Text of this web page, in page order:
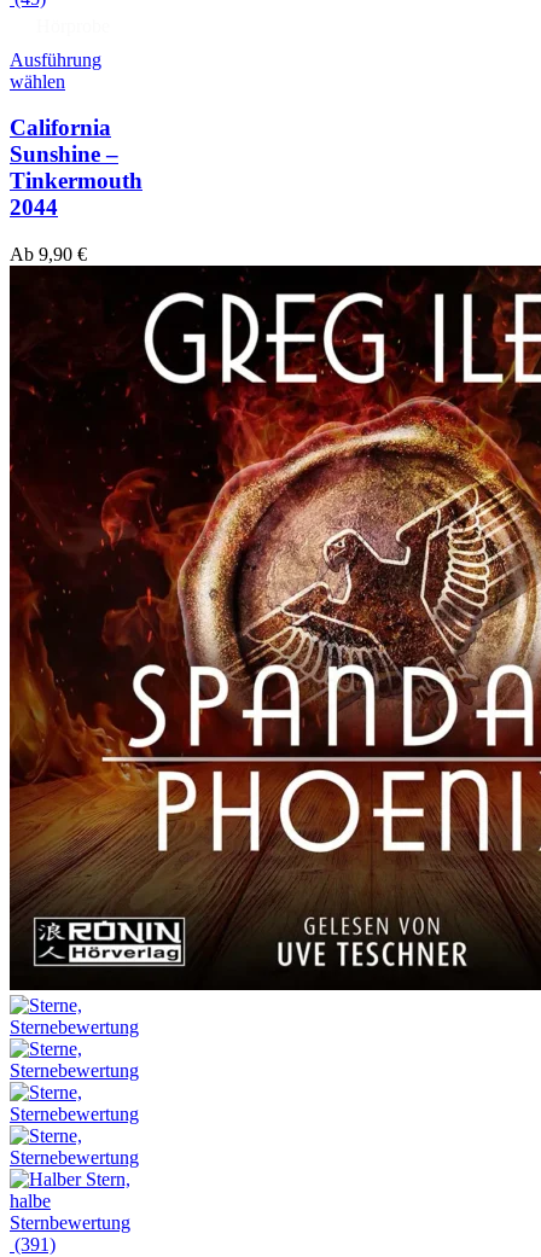
Ausführung
wählen
California
Sunshine –
Tinkermouth
2044
Ab 9,90 €
(391)